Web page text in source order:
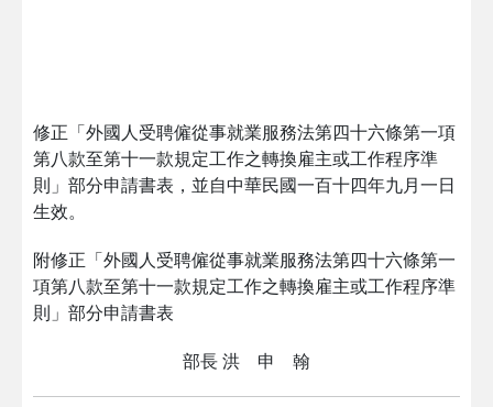
修正「外國人受聘僱從事就業服務法第四十六條第一項
第八款至第十一款規定工作之轉換雇主或工作程序準
則」部分申請書表，並自中華民國一百十四年九月一日
生效。
附修正「外國人受聘僱從事就業服務法第四十六條第一
項第八款至第十一款規定工作之轉換雇主或工作程序準
則」部分申請書表
部長 洪 申 翰